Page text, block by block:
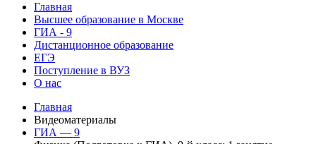
Главная
Высшее образование в Москве
ГИА - 9
Дистанционное образование
ЕГЭ
Поступление в ВУЗ
О нас
Главная
Видеоматериалы
ГИА — 9